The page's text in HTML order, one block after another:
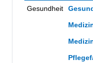
Gesundheit